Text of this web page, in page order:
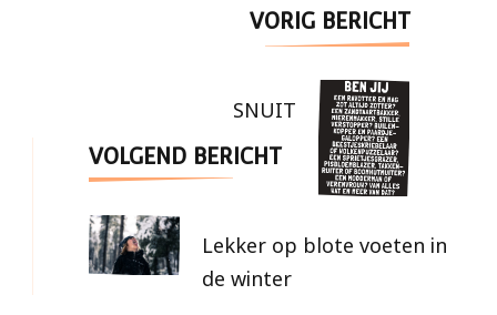
Berichtnavigatie
VORIG BERICHT
SNUIT
VOLGEND BERICHT
Lekker op blote voeten in
de winter